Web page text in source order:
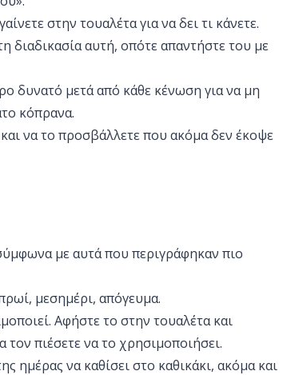
στην τουαλέτα για να δει τι κάνετε.
διαδικασία αυτή, οπότε απαντήστε του με
δυνατό μετά από κάθε κένωση για να μη
κόπρανα.
να το προσβάλλετε που ακόμα δεν έκοψε
με αυτά που περιγράφηκαν πιο
μεσημέρι, απόγευμα.
Αφήστε το στην τουαλέτα και
τον πιέσετε να το χρησιμοποιήσει.
ημέρας να καθίσει στο καθικάκι, ακόμα και